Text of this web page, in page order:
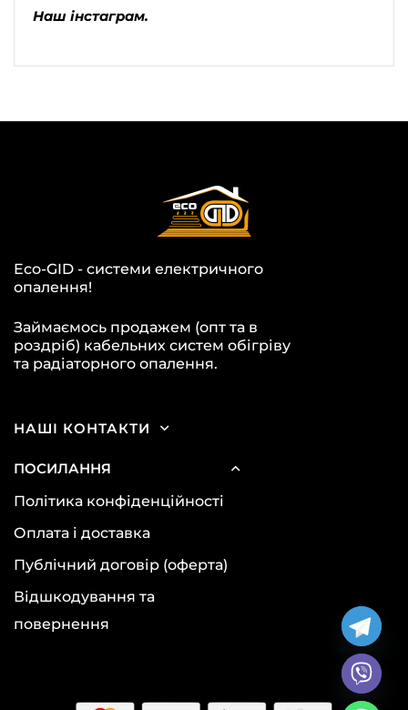
Наш інстаграм.
Eco-GID - системи електричного
опалення!
Займаємось продажем (опт та в
роздріб) кабельних систем обігріву
та радіаторного опалення.
НАШІ КОНТАКТИ
ПОСИЛАННЯ
Політика конфіденційності
Оплата і доставка
Публічний договір (оферта)
Відшкодування та
повернення